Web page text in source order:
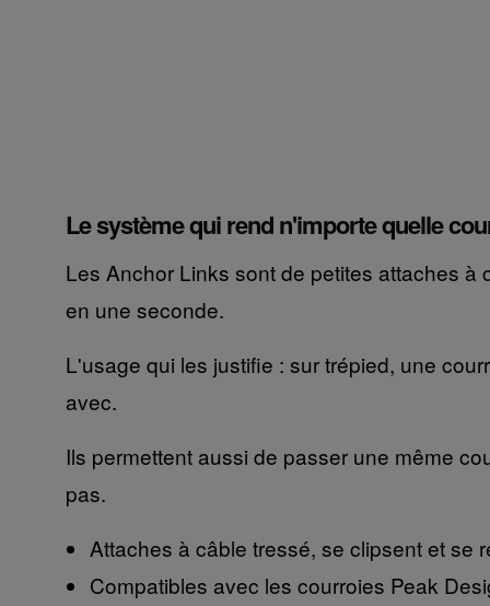
Le système qui rend n'importe quelle
Les Anchor Links sont de petites attaches
en une seconde.
L'usage qui les justifie : sur trépied, une
avec.
Ils permettent aussi de passer une même
pas.
Attaches à câble tressé, se clipsent et se
Compatibles avec les courroies Peak